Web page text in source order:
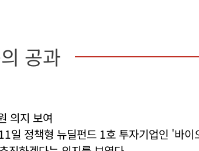
공과
의지 보여
일 정책형 뉴딜펀드 1호 투자기업인 '바이